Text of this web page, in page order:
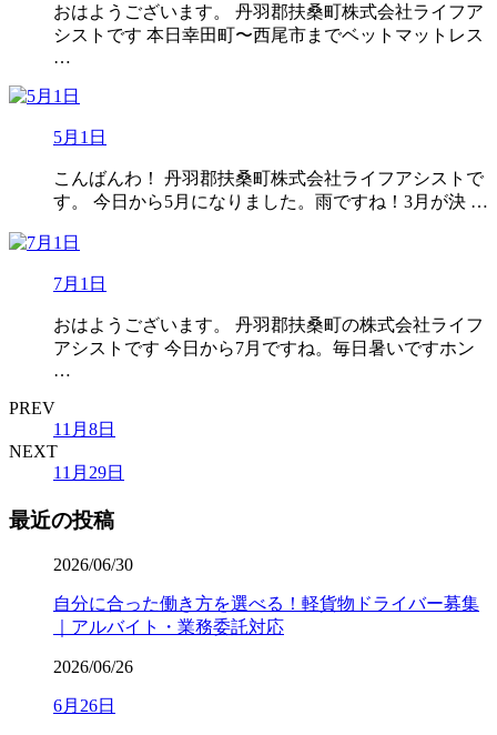
おはようございます。 丹羽郡扶桑町株式会社ライフア
シストです 本日幸田町〜西尾市までベットマットレス
…
5月1日
こんばんわ！ 丹羽郡扶桑町株式会社ライフアシストで
す。 今日から5月になりました。雨ですね！3月が決 …
7月1日
おはようございます。 丹羽郡扶桑町の株式会社ライフ
アシストです 今日から7月ですね。毎日暑いですホン
…
PREV
11月8日
NEXT
11月29日
最近の投稿
2026/06/30
自分に合った働き方を選べる！軽貨物ドライバー募集
｜アルバイト・業務委託対応
2026/06/26
6月26日